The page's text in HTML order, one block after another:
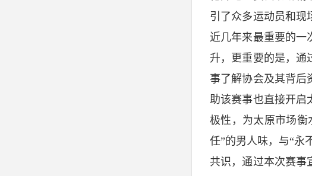
引了众多运动员和现
近几年来最重要的一
升，更重要的是，通
事了解协会及其背后
助该赛事也直接开启
极性，为太原市场衡
任”的男人味，与“永
共识，通过本次赛事